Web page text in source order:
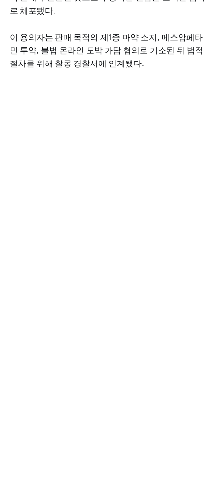
로 체포됐다.
이 용의자는 판매 목적의 제1종 마약 소지, 메스암페타
민 투약, 불법 온라인 도박 가담 혐의로 기소된 뒤 법적
절차를 위해 찰롱 경찰서에 인계됐다.